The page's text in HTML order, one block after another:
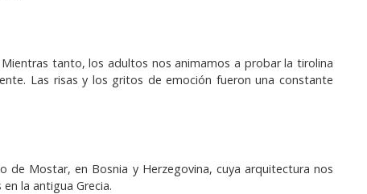
tanto, los adultos nos animamos a probar la tirolina
Las risas y los gritos de emoción fueron una constante
de Mostar, en Bosnia y Herzegovina, cuya arquitectura nos
la antigua Grecia.